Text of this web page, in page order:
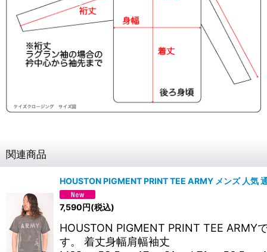
関連商品
HOUSTON PIGMENT PRINT TEE ARMY メンズ 人気
7,590円(税込)
HOUSTON PIGMENT PRINT TEE ARMY
す。 着丈身幅肩幅袖丈